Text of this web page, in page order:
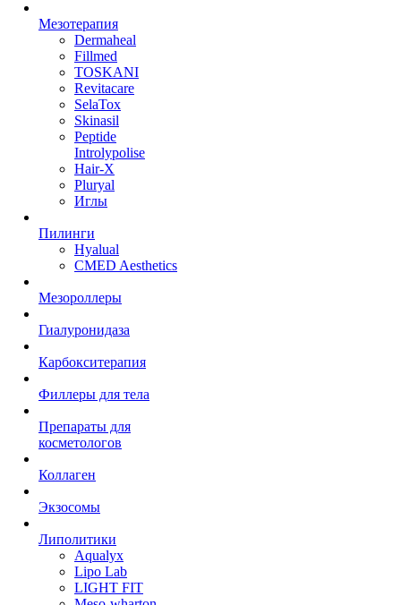
Мезотерапия
Dermaheal
Fillmed
TOSKANI
Revitacare
SelaTox
Skinasil
Peptide
Introlypolise
Hair-X
Pluryal
Иглы
Пилинги
Hyalual
CMED Aesthetics
Мезороллеры
Гиалуронидаза
Карбокситерапия
Филлеры для тела
Препараты для
косметологов
Коллаген
Экзосомы
Липолитики
Aqualyx
Lipo Lab
LIGHT FIT